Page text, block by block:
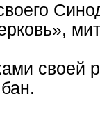
своей